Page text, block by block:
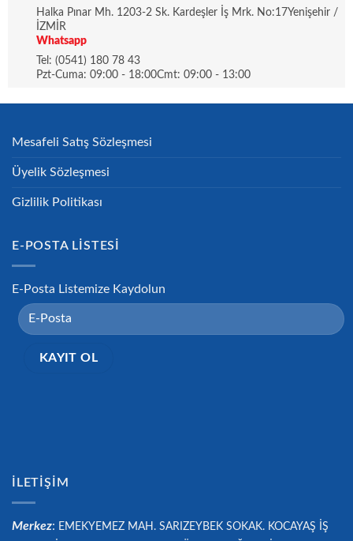
Halka Pınar Mh. 1203-2 Sk. Kardeşler İş Mrk. No:17Yenişehir /
İZMİR
Whatsapp
Tel: (0541) 180 78 43
Pzt-Cuma: 09:00 - 18:00Cmt: 09:00 - 13:00
Mesafeli Satış Sözleşmesi
Üyelik Sözleşmesi
Gizlilik Politikası
E-POSTA LISTESI
E-Posta Listemize Kaydolun
İLETIŞIM
Merkez: EMEKYEMEZ MAH. SARIZEYBEK SOKAK. KOCAYAŞ İŞ